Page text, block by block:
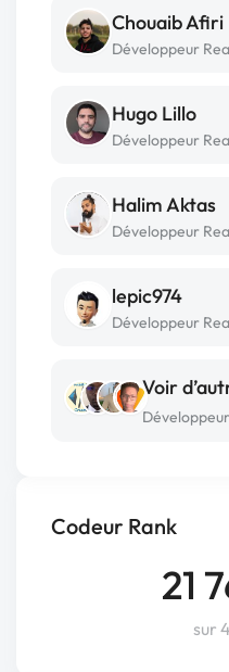
Codeur Rank
21
sur
Chouaib Afiri
Développeur
Hugo Lillo
Développeur
Halim Aktas
Développeur
lepic974
Développeur
Voir